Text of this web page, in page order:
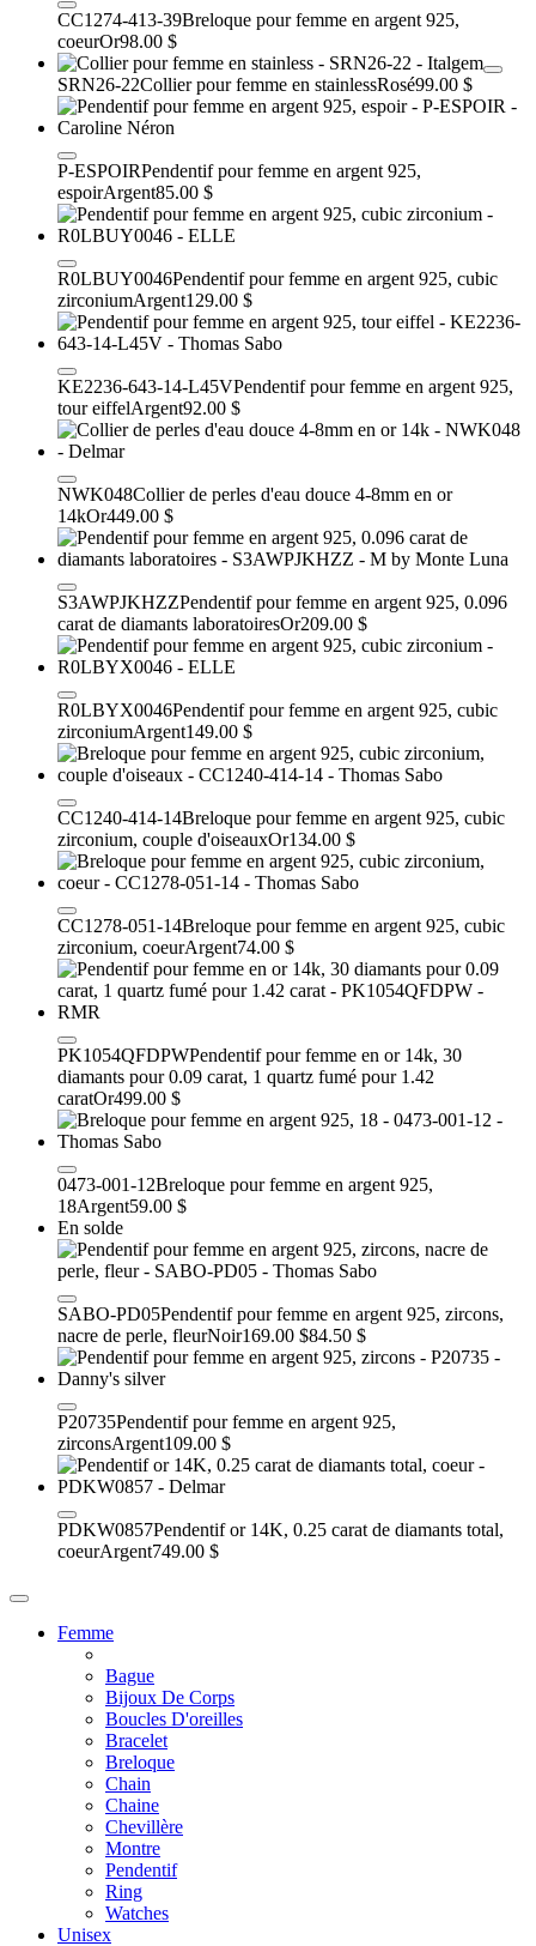
CC1274-413-39Breloque pour femme en argent 925,
coeurOr98.00 $
SRN26-22Collier pour femme en stainlessRosé99.00 $
P-ESPOIRPendentif pour femme en argent 925,
espoirArgent85.00 $
R0LBUY0046Pendentif pour femme en argent 925, cubic
zirconiumArgent129.00 $
KE2236-643-14-L45VPendentif pour femme en argent 925,
tour eiffelArgent92.00 $
NWK048Collier de perles d'eau douce 4-8mm en or
14kOr449.00 $
S3AWPJKHZZPendentif pour femme en argent 925, 0.096
carat de diamants laboratoiresOr209.00 $
R0LBYX0046Pendentif pour femme en argent 925, cubic
zirconiumArgent149.00 $
CC1240-414-14Breloque pour femme en argent 925, cubic
zirconium, couple d'oiseauxOr134.00 $
CC1278-051-14Breloque pour femme en argent 925, cubic
zirconium, coeurArgent74.00 $
PK1054QFDPWPendentif pour femme en or 14k, 30
diamants pour 0.09 carat, 1 quartz fumé pour 1.42
caratOr499.00 $
0473-001-12Breloque pour femme en argent 925,
18Argent59.00 $
En solde
SABO-PD05Pendentif pour femme en argent 925, zircons,
nacre de perle, fleurNoir169.00 $84.50 $
P20735Pendentif pour femme en argent 925,
zirconsArgent109.00 $
PDKW0857Pendentif or 14K, 0.25 carat de diamants total,
coeurArgent749.00 $
Femme
Bague
Bijoux De Corps
Boucles D'oreilles
Bracelet
Breloque
Chain
Chaine
Chevillère
Montre
Pendentif
Ring
Watches
Unisex